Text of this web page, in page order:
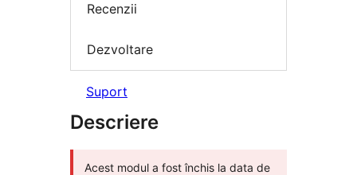
Recenzii
Dezvoltare
Suport
Descriere
Acest modul a fost închis la data de